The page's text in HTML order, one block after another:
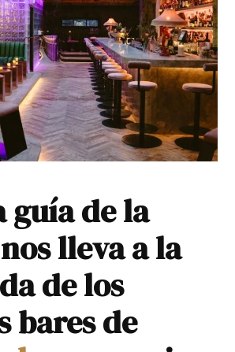
guía de la
lleva a la
de los
bares de